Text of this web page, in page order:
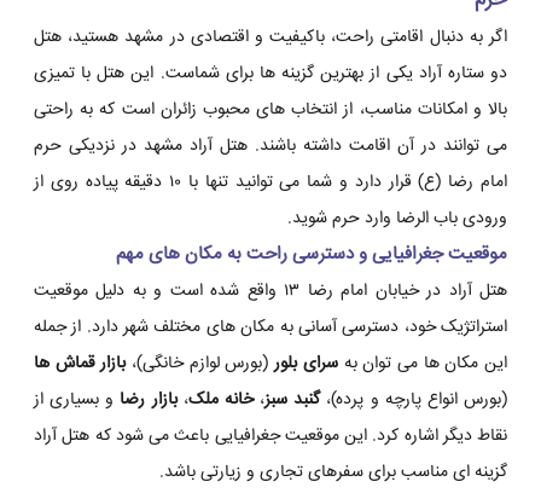
اگر به دنبال اقامتی راحت، باکیفیت و اقتصادی در مشهد هستید، هتل
دو ستاره آراد یکی از بهترین گزینه ها برای شماست. این هتل با تمیزی
بالا و امکانات مناسب، از انتخاب های محبوب زائران است که به راحتی
می توانند در آن اقامت داشته باشند. هتل آراد مشهد در نزدیکی حرم
امام رضا (ع) قرار دارد و شما می توانید تنها با ۱۰ دقیقه پیاده روی از
ورودی باب الرضا وارد حرم شوید.
موقعیت جغرافیایی و دسترسی راحت به مکان های مهم
هتل آراد در خیابان امام رضا ۱۳ واقع شده است و به دلیل موقعیت
استراتژیک خود، دسترسی آسانی به مکان های مختلف شهر دارد. از جمله
این مکان ها می توان بهسرای بلور(بورس لوازم خانگی)،بازار قماش ها
(بورس انواع پارچه و پرده)،گنبد سبز،خانه ملک،بازار رضا و بسیاری از
نقاط دیگر اشاره کرد. این موقعیت جغرافیایی باعث می شود که هتل آراد
گزینه ای مناسب برای سفرهای تجاری و زیارتی باشد.